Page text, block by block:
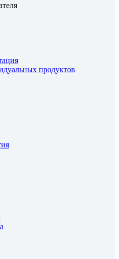
продуктов